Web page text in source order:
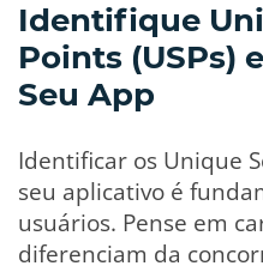
Identifique
Points (USPs)
Seu App
Identificar os Unique
seu aplicativo é
usuários. Pense em
diferenciam da